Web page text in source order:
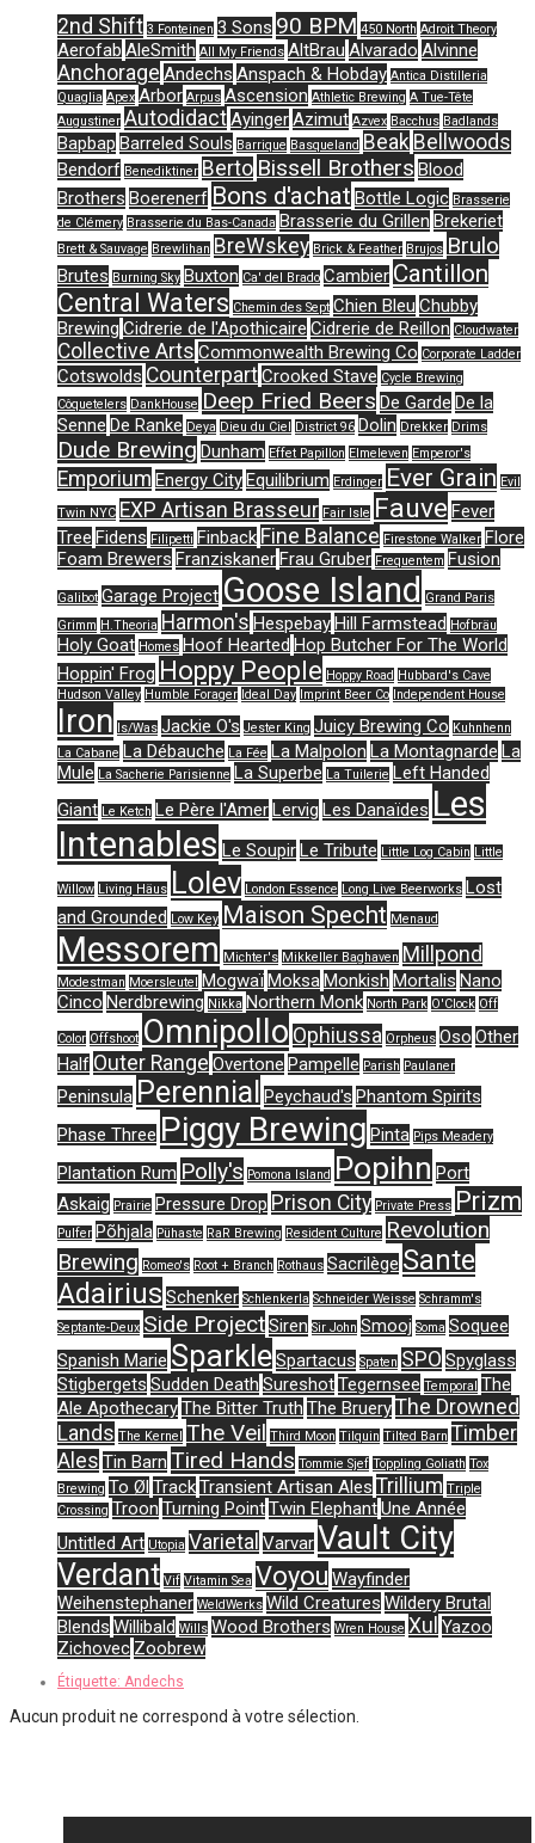
2nd Shift 3 Fonteinen 3 Sons 90 BPM 450 North Adroit Theory
Aerofab AleSmith All My Friends AltBrau Alvarado Alvinne
Anchorage Andechs Anspach & Hobday Antica Distilleria
Quaglia Apex Arbor Arpus Ascension Athletic Brewing A Tue-Tête
Augustiner AutodidactAyingerAzimut Azvex Bacchus Badlands
Bapbap Barreled Souls Barrique Basqueland Beak Bellwoods
Bendorf Benediktiner Berto Bissell Brothers Blood
Brothers Boerenerf Bons d'achat Bottle Logic Brasserie
de Clémery Brasserie du Bas-Canada Brasserie du Grillen Brekeriet
Brett & Sauvage Brewlihan BreWskey Brick & Feather Brujos Brulo
Brutes Burning Sky Buxton Ca' del Brado Cambier Cantillon
Central Waters Chemin des Sept Chien Bleu Chubby
Brewing Cidrerie de l'Apothicaire Cidrerie de Reillon Cloudwater
Collective Arts Commonwealth Brewing Co Corporate Ladder
Cotswolds CounterpartCrooked Stave Cycle Brewing
Côquetelers DankHouse Deep Fried Beers De Garde De la
Senne De Ranke Deya Dieu du Ciel District 96 Dolin Drekker Drims
Dude Brewing Dunham Effet Papillon Elmeleven Emperor's
Emporium Energy CityEquilibrium Erdinger Ever Grain Evil
Twin NYC EXP Artisan Brasseur Fair Isle Fauve Fever
Tree Fidens Filipetti Finback Fine Balance Firestone Walker Flore
Foam Brewers FranziskanerFrau Gruber Frequentem Fusion
Galibot Garage Project Goose Island
Grand Paris
Grimm H.Theoria Harmon's HespebayHill Farmstead Hofbräu
Holy Goat Homes Hoof Hearted Hop Butcher For The World
Hoppin' Frog Hoppy People Hoppy Road Hubbard's Cave
Hudson Valley Humble Forager Ideal Day Imprint Beer Co Independent House
Iron Is/Was Jackie O's Jester King Juicy Brewing Co Kuhnhenn
La Cabane La Débauche La Fée La Malpolon La Montagnarde La
Mule La Sacherie Parisienne La Superbe La Tuilerie Left Handed
Giant Le Ketch Le Père l'AmerLervig Les Danaïdes Les
Intenables Le SoupirLe Tribute Little Log Cabin Little
Willow Living Häus Lolev London Essence Long Live Beerworks Lost
and Grounded Low Key Maison Specht Menaud
Messorem Michter's Mikkeller Baghaven Millpond
Modestman Moersleutel MogwaïMoksaMonkish Mortalis Nano
Cinco Nerdbrewing Nikka Northern Monk North Park O'Clock Off
Color Offshoot Omnipollo Ophiussa Orpheus Oso Other
Half Outer Range Overtone Pampelle Parish Paulaner
Peninsula Perennial Peychaud's Phantom Spirits
Phase Three Piggy Brewing Pinta Pips Meadery
Plantation Rum Polly's Pomona Island Popihn Port
Askaig Prairie Pressure Drop Prison City Private Press Prizm
Pulfer Põhjala Pühaste RaR Brewing Resident Culture Revolution
Brewing Romeo's Root + Branch Rothaus Sacrilège Sante
Adairius Schenker Schlenkerla Schneider Weisse Schramm's
Septante-Deux Side ProjectSiren Sir John Smooj Soma Soquee
Spanish Marie SparkleSpartacus Spaten SPO Spyglass
Stigbergets Sudden Death SureshotTegernsee Temporal The
Ale ApothecaryThe Bitter Truth The BrueryThe Drowned
Lands The Kernel The Veil Third Moon Tilquin Tilted Barn Timber
Ales Tin Barn Tired Hands Tommie Sjef Toppling Goliath Tox
Brewing To Øl TrackTransient Artisan Ales Trillium Triple
Crossing Troon Turning PointTwin ElephantUne Année
Untitled Art Utopia Varietal VarvarVault City
Verdant Vif Vitamin Sea Voyou Wayfinder
Weihenstephaner WeldWerks Wild Creatures Wildery Brutal
Blends Willibald Wills Wood Brothers Wren House Xul Yazoo
Zichovec Zoobrew
Étiquette: Andechs
Aucun produit ne correspond à votre sélection.